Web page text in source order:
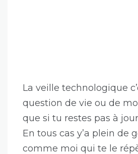
La veille technologique
question de vie ou de
que si tu restes pas à
En tous cas y’a plein de
comme moi qui te le